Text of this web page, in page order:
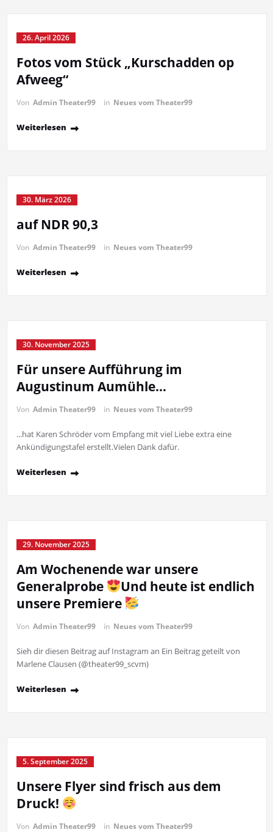
26. April 2026
Fotos vom Stück „Kurschadden op
Afweeg“
Von Admin Theater99 in Neues vom Theater99
Weiterlesen
30. März 2026
auf NDR 90,3
Von Admin Theater99 in Neues vom Theater99
Weiterlesen
30. November 2025
Für unsere Aufführung im
Augustinum Aumühle…
Von Admin Theater99 in Neues vom Theater99
...hat Karen Schröder vom Empfang mit viel Liebe extra eine
Ankündigungstafel erstellt.Vielen Dank dafür.
Weiterlesen
29. November 2025
Am Wochenende war unsere
Generalprobe
Und heute ist endlich
unsere Premiere
Von Admin Theater99 in Neues vom Theater99
Sieh dir diesen Beitrag auf Instagram an Ein Beitrag geteilt von
Marlene Clausen (@theater99_scvm)
Weiterlesen
5. September 2025
Unsere Flyer sind frisch aus dem
Druck!
Von Admin Theater99 in Neues vom Theater99